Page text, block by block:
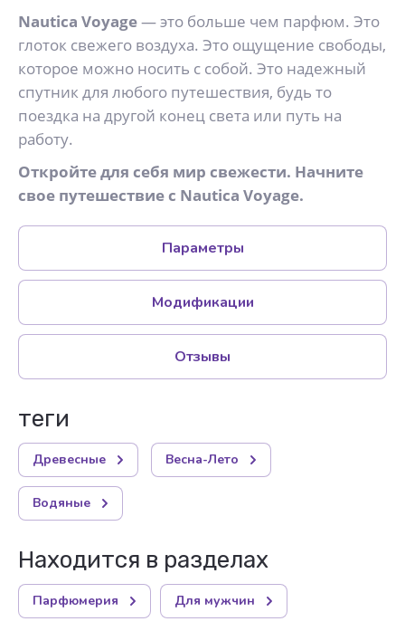
Nautica Voyage— это больше чем парфюм. Это
глоток свежего воздуха. Это ощущение свободы,
которое можно носить с собой. Это надежный
спутник для любого путешествия, будь то
поездка на другой конец света или путь на
работу.
Откройте для себя мир свежести. Начните
свое путешествие с Nautica Voyage.
Параметры
Модификации
Отзывы
теги
Древесные Весна-Лето
Водяные
Находится в разделах
Парфюмерия Для мужчин